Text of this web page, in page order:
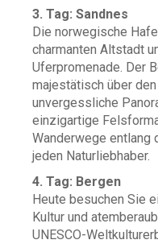
3. Tag: Sandnes
Die norwegische
charmanten Altstadt
Uferpromenade. Der
majestätisch über
unvergessliche
einzigartige
Wanderwege
jeden Naturliebhaber.
4. Tag: Bergen
Heute besuchen Sie
Kultur und
UNESCO-